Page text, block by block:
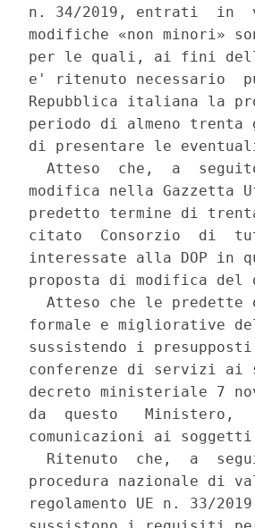
n. 34/2019, entrati  in
modifiche «non minori»
per le quali, ai fini
e' ritenuto necessario
Repubblica italiana la
periodo di almeno
di presentare le
Atteso  che,  a
modifica nella Gazzetta
predetto termine di
citato  Consorzio  di
interessate alla DOP
proposta di modifica
Atteso che le predette
formale e migliorative
sussistendo i
conferenze di servizi ai
decreto ministeriale 7
da  questo   Ministero,
comunicazioni ai
Ritenuto  che,  a
procedura nazionale di
regolamento UE n. 33/